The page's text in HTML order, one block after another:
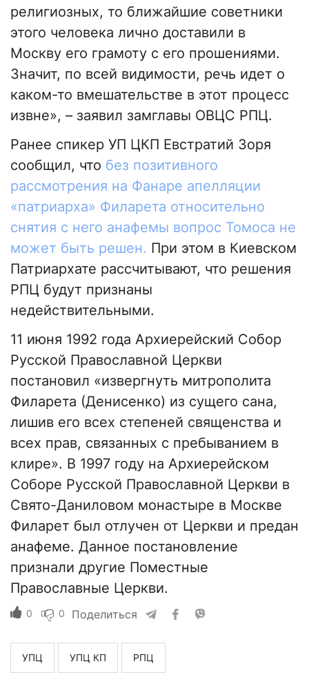
религиозных, то ближайшие советники
этого человека лично доставили в
Москву его грамоту с его прошениями.
Значит, по всей видимости, речь идет о
каком-то вмешательстве в этот процесс
извне», – заявил замглавы ОВЦС РПЦ.
Ранее спикер УП ЦКП Евстратий Зоря
сообщил, что без позитивного
рассмотрения на Фанаре апелляции
«патриарха» Филарета относительно
снятия с него анафемы вопрос Томоса не
может быть решен. При этом в Киевском
Патриархате рассчитывают, что решения
РПЦ будут признаны
недействительными.
11 июня 1992 года Архиерейский Собор
Русской Православной Церкви
постановил «извергнуть митрополита
Филарета (Денисенко) из сущего сана,
лишив его всех степеней священства и
всех прав, связанных с пребыванием в
клире». В 1997 году на Архиерейском
Соборе Русской Православной Церкви в
Свято-Даниловом монастыре в Москве
Филарет был отлучен от Церкви и предан
анафеме. Данное постановление
признали другие Поместные
Православные Церкви.
0 0 Поделиться
УПЦ УПЦ КП РПЦ